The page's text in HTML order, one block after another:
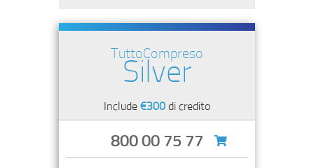
TuttoCompreso
Silver
Include€300di credito
800 00 75 77